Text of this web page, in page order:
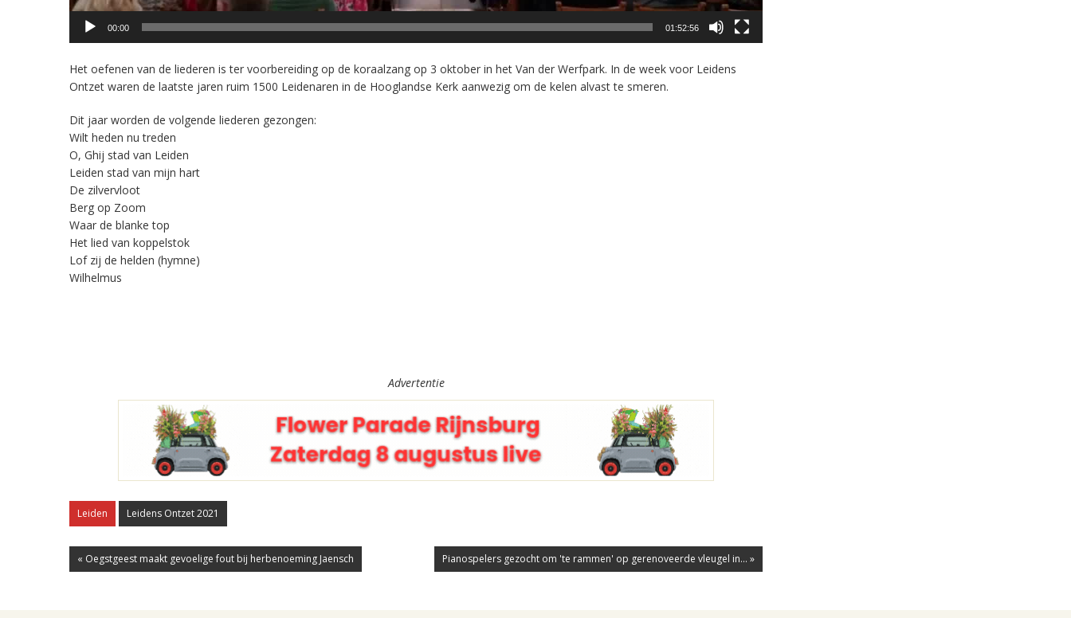
00:00 01:52:56
Het oefenen van de liederen is ter voorbereiding op de koraalzang op 3 oktober in het Van der Werfpark. In de week voor Leidens
Ontzet waren de laatste jaren ruim 1500 Leidenaren in de Hooglandse Kerk aanwezig om de kelen alvast te smeren.
Dit jaar worden de volgende liederen gezongen:
Wilt heden nu treden
O, Ghij stad van Leiden
Leiden stad van mijn hart
De zilvervloot
Berg op Zoom
Waar de blanke top
Het lied van koppelstok
Lof zij de helden (hymne)
Wilhelmus
Advertentie
Leiden Leidens Ontzet 2021
« Oegstgeest maakt gevoelige fout bij herbenoeming Jaensch Pianospelers gezocht om 'te rammen' op gerenoveerde vleugel in... »